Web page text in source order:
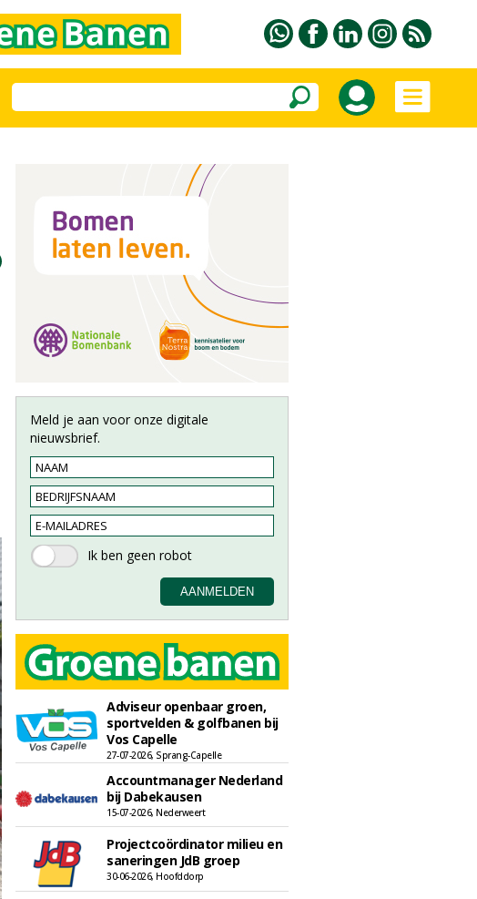
Meld je aan voor onze digitale
nieuwsbrief.
Adviseur openbaar groen,
sportvelden & golfbanen bij
Vos Capelle
27-07-2026, Sprang-Capelle
Accountmanager Nederland
bij Dabekausen
15-07-2026, Nederweert
Projectcoördinator milieu en
saneringen JdB groep
30-06-2026, Hoofddorp